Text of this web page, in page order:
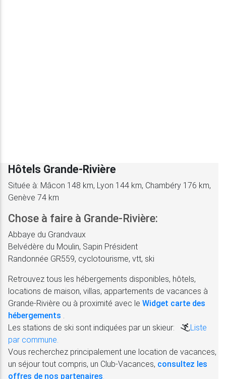
Hôtels Grande-Rivière
Située à: Mâcon 148 km, Lyon 144 km, Chambéry 176 km,
Genève 74 km
Chose à faire à Grande-Rivière:
Abbaye du Grandvaux
Belvédère du Moulin, Sapin Président
Randonnée GR559, cyclotourisme, vtt, ski
Retrouvez tous les hébergements disponibles, hôtels,
locations de maison, villas, appartements de vacances à
Grande-Rivière ou à proximité avec le Widget carte des
hébergements
Les stations de ski sont indiquées par un skieur:
,Liste
par commune.
Vous recherchez principalement une location de vacances,
un séjour tout compris, un Club-Vacances, consultez les
offres de nos partenaires